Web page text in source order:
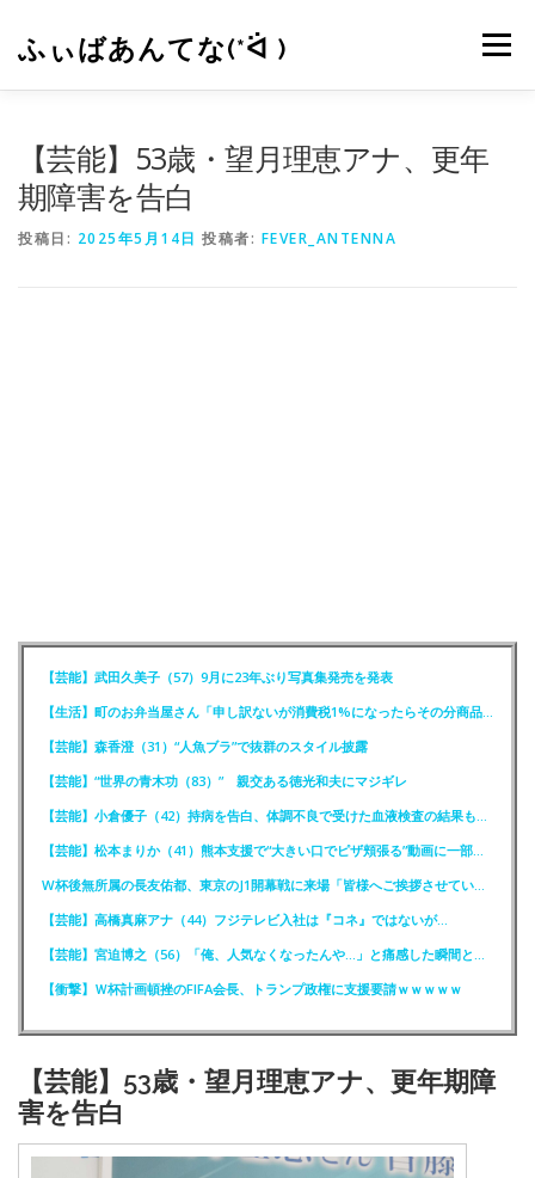
ふぃばあんてな(*ᐛ ) メニュー
【芸能】53歳・望月理恵アナ、更年
期障害を告白
投稿日: 2025年5月14日 投稿者: FEVER_ANTENNA
【芸能】武田久美子（57）9月に23年ぶり写真集発売を発表
【生活】町のお弁当屋さん「申し訳ないが消費税1%になったらその分商品代を値上げするわ」
【芸能】森香澄（31）“人魚ブラ”で抜群のスタイル披露
【芸能】“世界の青木功（83）” 親交ある徳光和夫にマジギレ
【芸能】小倉優子（42）持病を告白、体調不良で受けた血液検査の結果も明かす
【芸能】松本まりか（41）熊本支援で“大きい口でピザ頬張る”動画に一部で困惑…“
W杯後無所属の長友佑都、東京のJ1開幕戦に来場「皆様へご挨拶させていただきます」
【芸能】高橋真麻アナ（44）フジテレビ入社は『コネ』ではないが…
【芸能】宮迫博之（56）「俺、人気なくなったんや…」と痛感した瞬間とは？
【衝撃】Ｗ杯計画頓挫のFIFA会長、トランプ政権に支援要請ｗｗｗｗｗ
【芸能】53歳・望月理恵アナ、更年期障
害を告白